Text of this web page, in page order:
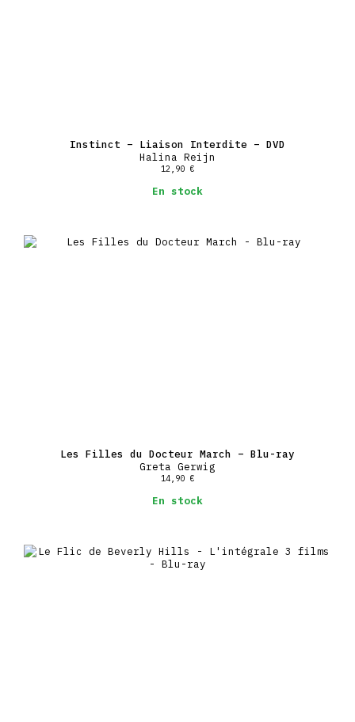
Instinct – Liaison Interdite – DVD
Halina Reijn
12,90 €
En stock
Les Filles du Docteur March – Blu-ray
Greta Gerwig
14,90 €
En stock